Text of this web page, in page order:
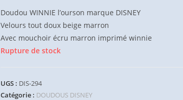
Doudou WINNIE l’ourson marque DISNEY
Velours tout doux beige marron
Avec mouchoir écru marron imprimé winnie
Rupture de stock
UGS : DIS-294
Catégorie : DOUDOUS DISNEY